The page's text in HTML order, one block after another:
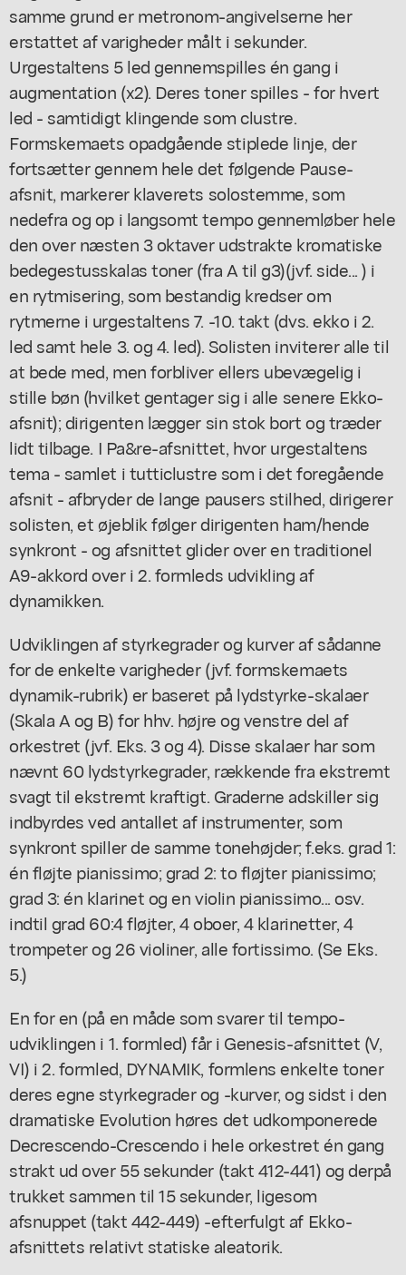
samme grund er metronom-angivelserne her
erstattet af varigheder målt i sekunder.
Urgestaltens 5 led gennemspilles én gang i
augmentation (x2). Deres toner spilles - for hvert
led - samtidigt klingende som clustre.
Formskemaets opadgående stiplede linje, der
fortsætter gennem hele det følgende Pause-
afsnit, markerer klaverets solostemme, som
nedefra og op i langsomt tempo gennemløber hele
den over næsten 3 oktaver udstrakte kromatiske
bedegestusskalas toner (fra A til g3)(jvf. side... ) i
en rytmisering, som bestandig kredser om
rytmerne i urgestaltens 7. -10. takt (dvs. ekko i 2.
led samt hele 3. og 4. led). Solisten inviterer alle til
at bede med, men forbliver ellers ubevægelig i
stille bøn (hvilket gentager sig i alle senere Ekko-
afsnit); dirigenten lægger sin stok bort og træder
lidt tilbage. I Pa&re-afsnittet, hvor urgestaltens
tema - samlet i tutticlustre som i det foregående
afsnit - afbryder de lange pausers stilhed, dirigerer
solisten, et øjeblik følger dirigenten ham/hende
synkront - og afsnittet glider over en traditionel
A9-akkord over i 2. formleds udvikling af
dynamikken.
Udviklingen af styrkegrader og kurver af sådanne
for de enkelte varigheder (jvf. formskemaets
dynamik-rubrik) er baseret på lydstyrke-skalaer
(Skala A og B) for hhv. højre og venstre del af
orkestret (jvf. Eks. 3 og 4). Disse skalaer har som
nævnt 60 lydstyrkegrader, rækkende fra ekstremt
svagt til ekstremt kraftigt. Graderne adskiller sig
indbyrdes ved antallet af instrumenter, som
synkront spiller de samme tonehøjder; f.eks. grad 1:
én fløjte pianissimo; grad 2: to fløjter pianissimo;
grad 3: én klarinet og en violin pianissimo... osv.
indtil grad 60:4 fløjter, 4 oboer, 4 klarinetter, 4
trompeter og 26 violiner, alle fortissimo. (Se Eks.
5.)
En for en (på en måde som svarer til tempo-
udviklingen i 1. formled) får i Genesis-afsnittet (V,
VI) i 2. formled, DYNAMIK, formlens enkelte toner
deres egne styrkegrader og -kurver, og sidst i den
dramatiske Evolution høres det udkomponerede
Decrescendo-Crescendo i hele orkestret én gang
strakt ud over 55 sekunder (takt 412-441) og derpå
trukket sammen til 15 sekunder, ligesom
afsnuppet (takt 442-449) -efterfulgt af Ekko-
afsnittets relativt statiske aleatorik.